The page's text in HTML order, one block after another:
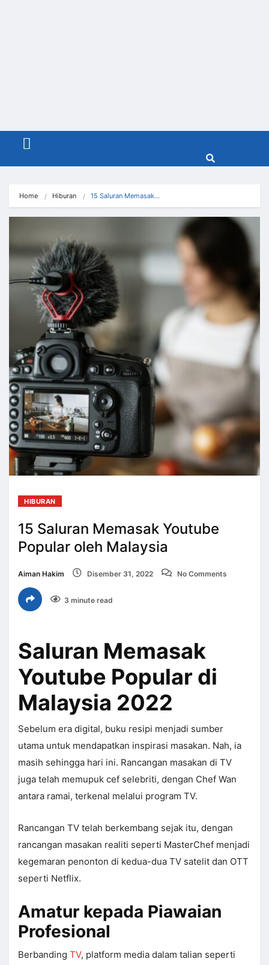
Menu
Home Hiburan 15 Saluran Memasak…
HIBURAN
15 Saluran Memasak Youtube
Popular oleh Malaysia
Aiman Hakim Disember 31, 2022 No Comments
3 minute read
Saluran Memasak
Youtube Popular di
Malaysia 2022
Sebelum era digital, buku resipi menjadi sumber
utama untuk mendapatkan inspirasi masakan. Nah, ia
masih sehingga hari ini. Rancangan masakan di TV
juga telah memupuk cef selebriti, dengan Chef Wan
antara ramai, terkenal melalui program TV.
Rancangan TV telah berkembang sejak itu, dengan
rancangan masakan realiti seperti MasterChef menjadi
kegemaran penonton di kedua-dua TV satelit dan OTT
seperti Netflix.
Amatur kepada Piawaian
Profesional
Berbanding TV, platform media dalam talian seperti